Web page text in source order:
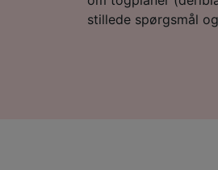
stillede spørgsmål